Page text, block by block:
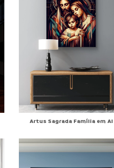
Artus Sagrada Família em AI